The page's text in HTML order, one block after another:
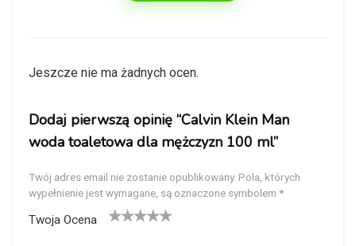
Jeszcze nie ma żadnych ocen.
Dodaj pierwszą opinię “Calvin Klein Man
woda toaletowa dla mężczyzn 100 ml”
Twój adres email nie zostanie opublikowany. Pola, których
wypełnienie jest wymagane, są oznaczone symbolem *
Twoja Ocena